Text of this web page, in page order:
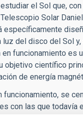
el Sol que,
Solar
específicamente
del disco del Sol
funcionamiento es
científico
de energía
se
con las que todavía
las escalas